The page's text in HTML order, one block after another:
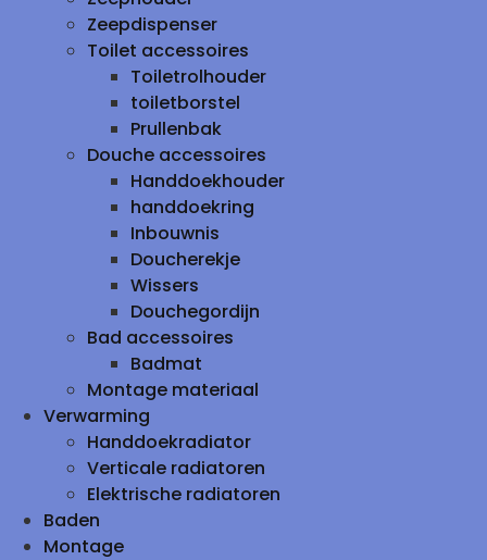
Zeepdispenser
Toilet accessoires
Toiletrolhouder
toiletborstel
Prullenbak
Douche accessoires
Handdoekhouder
handdoekring
Inbouwnis
Doucherekje
Wissers
Douchegordijn
Bad accessoires
Badmat
Montage materiaal
Verwarming
Handdoekradiator
Verticale radiatoren
Elektrische radiatoren
Baden
Montage